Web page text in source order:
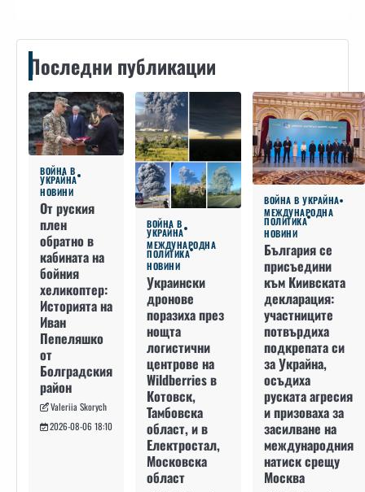
Последни публикации
ВОЙНА В
УКРАЙНА
НОВИНИ
От руския
плен
обратно в
кабината на
бойния
хеликоптер:
Историята на
Иван
Пепеляшко
от
Болградския
район
Valeriia Skorych
2026-08-06 18:10
ВОЙНА В
УКРАЙНА
МЕЖДУНАРОДНА
ПОЛИТИКА
НОВИНИ
Украински
дронове
поразиха през
нощта
логистични
центрове на
Wildberries в
Котовск,
Тамбовска
област, и в
Електростал,
Московска
област
ВОЙНА В УКРАЙНА
МЕЖДУНАРОДНА
ПОЛИТИКА
НОВИНИ
България се
присъедини
към Киивската
декларация:
участниците
потвърдиха
подкрепата си
за Украйна,
осъдиха
руската агресия
и призоваха за
засилване на
международния
натиск срещу
Москва